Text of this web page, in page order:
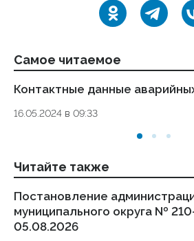
Самое читаемое
Контактные данные
16.05.2024 в 09:33
Читайте также
Постановление
муниципального округа №
05.08.2026